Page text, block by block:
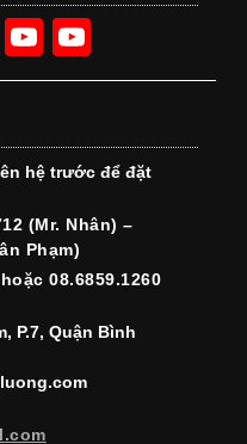
T
Y
o
T
u
b
e
o
T
u
b
e
h
hệ trước để đặt
(Mr. Nhân) –
Phạm)
08.6859.1260
P.7, Quận Bình